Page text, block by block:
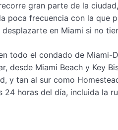
gran parte de la
poca frecuencia con la que
en Miami si no
todo el condado de Miami-
desde Miami Beach y Key
y tan al sur como
horas del día, incluida la